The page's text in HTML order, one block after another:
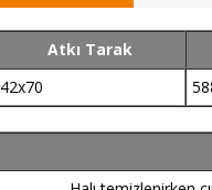
Atkı Tarak
42x70